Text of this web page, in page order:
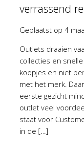
verrassend
Geplaatst op 4
Outlets draaien
collecties en
koopjes en niet
met het merk.
eerste gezicht
outlet veel
staat voor
in de […]